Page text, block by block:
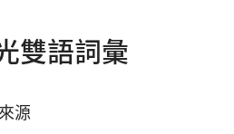
雙語詞彙
源